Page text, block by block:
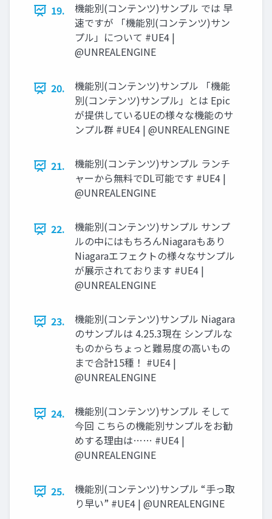
19.
機能別(コンテンツ)サンプル では 早
速ですが 「機能別(コンテンツ)サン
プル」について #UE4 |
@UNREALENGINE
20.
機能別(コンテンツ)サンプル 「機能
別(コンテンツ)サンプル」とは Epic
が提供しているUEの様々な機能のサ
ンプル群 #UE4 | @UNREALENGINE
21.
機能別(コンテンツ)サンプル ランチ
ャーから無料でDL可能です #UE4 |
@UNREALENGINE
22.
機能別(コンテンツ)サンプル サンプ
ルの中にはもちろんNiagaraもあり
Niagaraエフェクトの様々なサンプル
が展示されております #UE4 |
@UNREALENGINE
23.
機能別(コンテンツ)サンプル Niagara
のサンプルは 4.25.3現在 シンプルな
ものからちょっと難易度の高いもの
まで合計15種！ #UE4 |
@UNREALENGINE
24.
機能別(コンテンツ)サンプル そして
今回 こちらの機能別サンプルをお勧
めする理由は…… #UE4 |
@UNREALENGINE
25.
機能別(コンテンツ)サンプル “手っ取
り早い” #UE4 | @UNREALENGINE